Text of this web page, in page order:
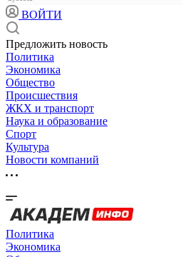
ВОЙТИ
Предложить новость
Политика
Экономика
Общество
Происшествия
ЖКХ и транспорт
Наука и образование
Спорт
Культура
Новости компаний
Политика
Экономика